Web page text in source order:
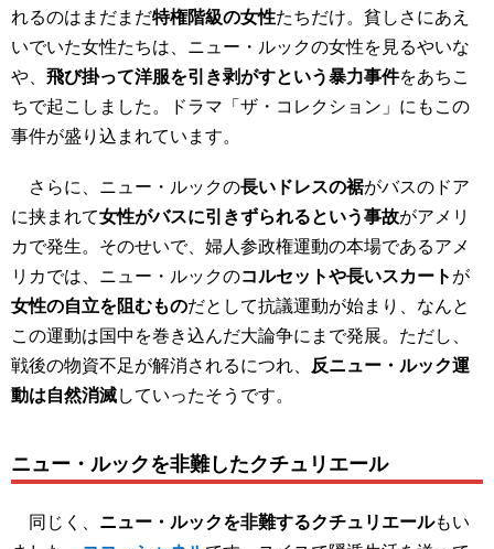
れるのはまだまだ特権階級の女性たちだけ。貧しさにあえ
いでいた女性たちは、ニュー・ルックの女性を見るやいな
や、 飛び掛って洋服を引き剥がすという暴力事件をあちこ
ちで起こしました。ドラマ「ザ・コレクション」にもこの
事件が盛り込まれています。
さらに、ニュー・ルックの長いドレスの裾がバスのドア
に挟まれて女性がバスに引きずられるという事故がアメリ
カで発生。そのせいで、婦人参政権運動の本場であるアメ
リカでは、ニュー・ルックのコルセットや長いスカートが
女性の自立を阻むものだとして抗議運動が始まり、なんと
この運動は国中を巻き込んだ大論争にまで発展。ただし、
戦後の物資不足が解消されるにつれ、 反ニュー・ルック運
動は自然消滅していったそうです。
ニュー・ルックを非難したクチュリエール
同じく、 ニュー・ルックを非難するクチュリエールもい